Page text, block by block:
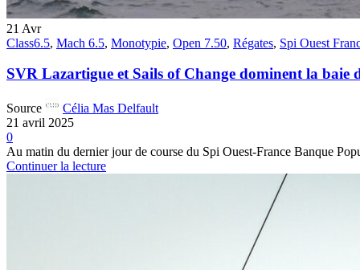
21 Avr
Class6.5, Mach 6.5, Monotypie, Open 7.50, Régates, Spi Ouest
SVR Lazartigue et Sails of Change dominent la baie
Source
Célia Mas Delfault
21 avril 2025
0
Au matin du dernier jour de course du Spi Ouest-France Banque
Continuer la lecture